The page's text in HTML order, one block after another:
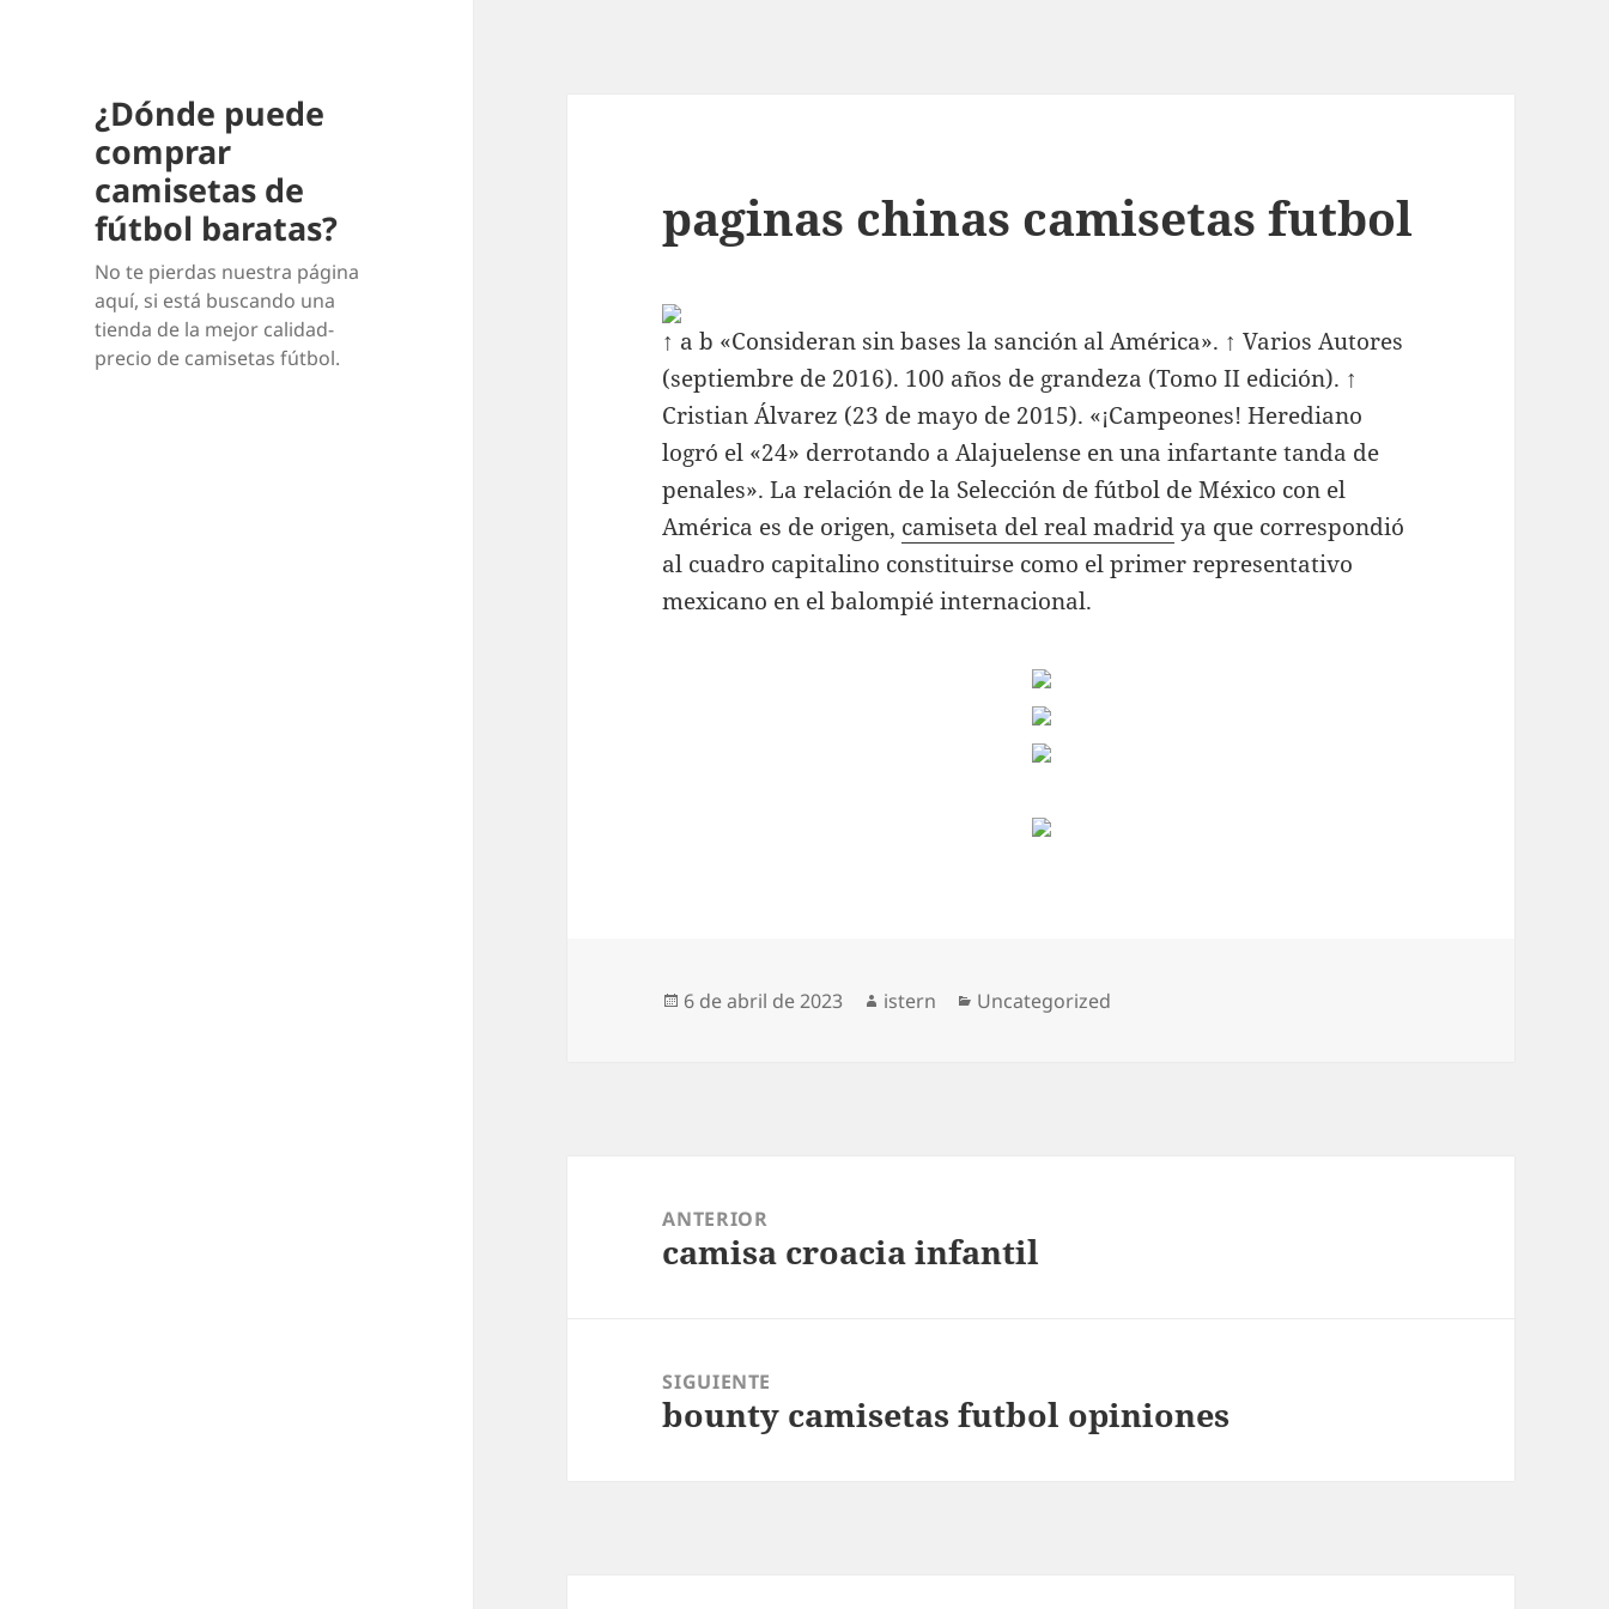
¿Dónde puede
comprar
camisetas de
fútbol baratas?
No te pierdas nuestra página
aquí, si está buscando una
tienda de la mejor calidad-
precio de camisetas fútbol.
paginas chinas camisetas futbol
↑ a b «Consideran sin bases la sanción al América». ↑ Varios Autores
(septiembre de 2016). 100 años de grandeza (Tomo II edición). ↑
Cristian Álvarez (23 de mayo de 2015). «¡Campeones! Herediano
logró el «24» derrotando a Alajuelense en una infartante tanda de
penales». La relación de la Selección de fútbol de México con el
América es de origen, camiseta del real madridya que correspondió
al cuadro capitalino constituirse como el primer representativo
mexicano en el balompié internacional.
Publicado
6 de abril de 2023 Autor
istern Categorías
Uncategorized
entradas
ANTERIOR
Entrada
camisa croacia infantil
SIGUIENTE
Entrada
bounty camisetas futbol opiniones